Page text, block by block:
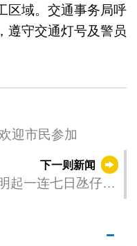
区域。交通事务局呼
遵守交通灯号及警员
迎市民参加
下一则新闻
起一连七日氹仔星